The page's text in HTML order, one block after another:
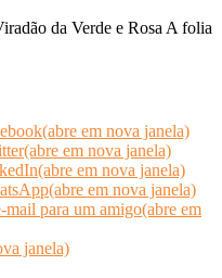
da Verde e Rosa A folia
em nova janela)
em nova janela)
em nova janela)
em nova janela)
para um amigo(abre em
janela)